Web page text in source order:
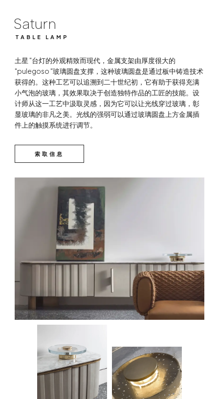
Saturn
TABLE LAMP
土星 "台灯的外观精致而现代，金属支架由厚度很大的
"pulegoso "玻璃圆盘支撑，这种玻璃圆盘是通过板中铸造技术
获得的。这种工艺可以追溯到二十世纪初，它有助于获得充满
小气泡的玻璃，其效果取决于创造独特作品的工匠的技能。设
计师从这一工艺中汲取灵感，因为它可以让光线穿过玻璃，彰
显玻璃的非凡之美。光线的强弱可以通过玻璃圆盘上方金属插
件上的触摸系统进行调节。
索取信息